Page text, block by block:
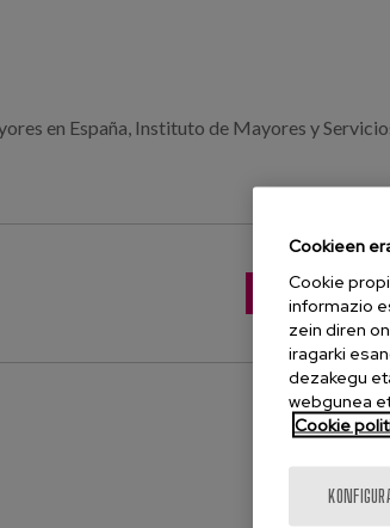
en España, Instituto de Mayores y
JAITSI
Cookieen
Cookie
informazio
zein diren
iragarki
dezakegu
webgunea
Cookie